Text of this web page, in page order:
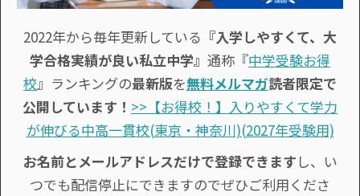
2022年から毎年更新している 『入学しやすくて、大
学合格実績が良い私立中学』 通称『中学受験お得
校』ランキングの最新版を無料メルマガ読者限定で
公開しています！ >>【お得校！】入りやすくて学力
が伸びる中高一貫校(東京・神奈川)(2027年受験用)
お名前とメールアドレスだけで登録できます し、い
つでも配信停止にできますのでぜひご利用くださ